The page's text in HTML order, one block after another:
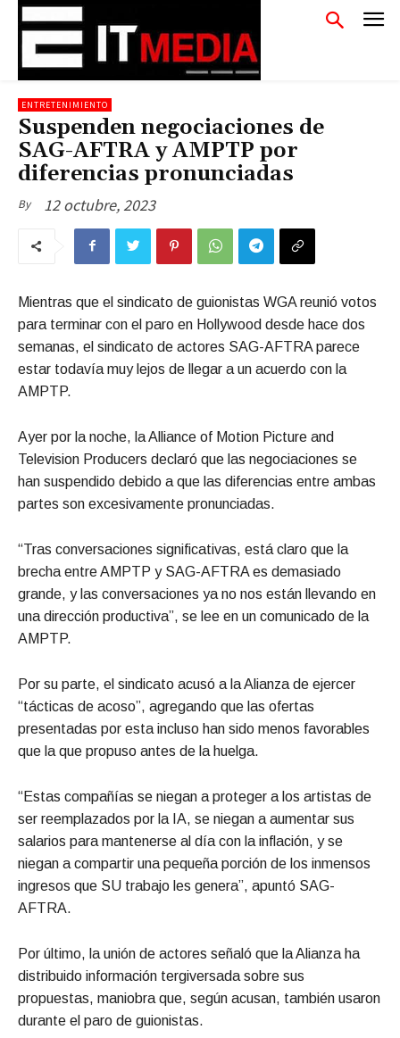
ENTRETENIMIENTO
Suspenden negociaciones de
SAG-AFTRA y AMPTP por
diferencias pronunciadas
By 12 octubre, 2023
Mientras que el sindicato de guionistas WGA reunió votos
para terminar con el paro en Hollywood desde hace dos
semanas, el sindicato de actores SAG-AFTRA parece
estar todavía muy lejos de llegar a un acuerdo con la
AMPTP.
Ayer por la noche, la Alliance of Motion Picture and
Television Producers declaró que las negociaciones se
han suspendido debido a que las diferencias entre ambas
partes son excesivamente pronunciadas.
“Tras conversaciones significativas, está claro que la
brecha entre AMPTP y SAG-AFTRA es demasiado
grande, y las conversaciones ya no nos están llevando en
una dirección productiva”, se lee en un comunicado de la
AMPTP.
Por su parte, el sindicato acusó a la Alianza de ejercer
“tácticas de acoso”, agregando que las ofertas
presentadas por esta incluso han sido menos favorables
que la que propuso antes de la huelga.
“Estas compañías se niegan a proteger a los artistas de
ser reemplazados por la IA, se niegan a aumentar sus
salarios para mantenerse al día con la inflación, y se
niegan a compartir una pequeña porción de los inmensos
ingresos que SU trabajo les genera”, apuntó SAG-
AFTRA.
Por último, la unión de actores señaló que la Alianza ha
distribuido información tergiversada sobre sus
propuestas, maniobra que, según acusan, también usaron
durante el paro de guionistas.